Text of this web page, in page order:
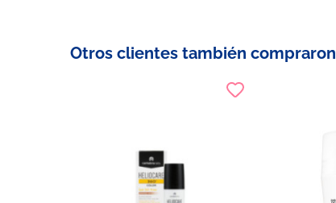
Otros clientes también compraron